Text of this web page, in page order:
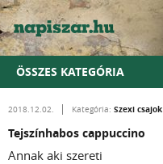
ÖSSZES KATEGÓRIA
2018.12.02. Kategória: Szexi csajok
Tejszínhabos cappuccino
Annak aki szereti